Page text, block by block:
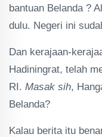
bantuan Belanda ?
dulu. Negeri ini
Dan kerajaan-
Hadiningrat, telah
RI. Masak sih,
Belanda?
Kalau berita itu